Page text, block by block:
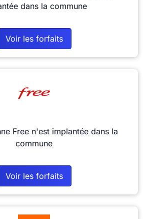
dans la commune
Voir les forfaits
Free n'est implantée dans la
commune
Voir les forfaits